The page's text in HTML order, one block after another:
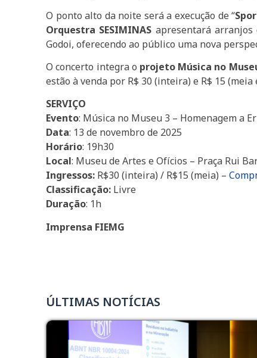
O ponto alto da noite será a execução de “
Orquestra SESIMINAS apresentará arranjos
Godoi, oferecendo ao público uma nova
O concerto integra o projeto Música no
estão à venda por R$ 30 (inteira) e R$ 15
SERVIÇO
Evento: Música no Museu 3 – Homenagem a
Data: 13 de novembro de 2025
Horário: 19h30
Local: Museu de Artes e Ofícios – Praça Rui
Ingressos: R$30 (inteira) / R$15 (meia) –
Classificação: Livre
Duração: 1h
Imprensa FIEMG
ÚLTIMAS NOTÍCIAS